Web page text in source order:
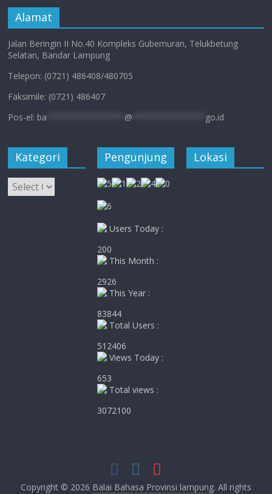
Alamat
Jalan Beringin II No.40 Kompleks Gubernuran, Telukbetung
Selatan, Bandar Lampung
Telepon: (0721) 486408/480705
Faksimile: (0721) 486407
Pos-el: ba @ go.id
Kategori
Kategori
Pengunjung
Users Today :
200
This Month :
2926
This Year :
83844
Total Users :
512406
Views Today :
653
Total views :
3072100
Lokasi
Copyright © 2026 Balai Bahasa Provinsi lampung. All rights